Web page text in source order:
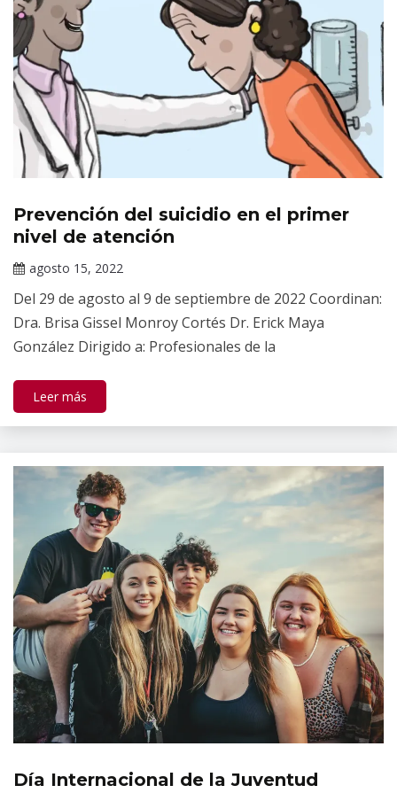
Cursos
en
Prevención del suicidio en el primer
nivel de atención
agosto 15, 2022
Gallardo
Del 29 de agosto al 9 de septiembre de 2022 Coordinan:
Dra. Brisa Gissel Monroy Cortés Dr. Erick Maya
González Dirigido a: Profesionales de la
Leer más
Efemérides
Día Internacional de la Juventud